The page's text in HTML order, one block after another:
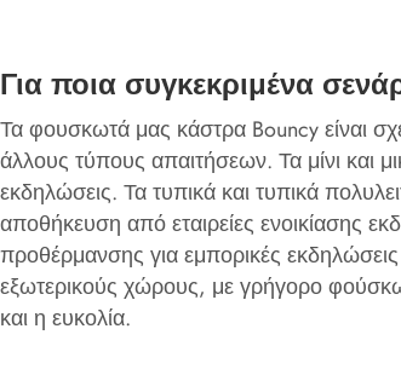
Για ποια συγκεκριμένα
Τα φουσκωτά μας κάστρα Bouncy είναι
άλλους τύπους απαιτήσεων. Τα μίνι και
εκδηλώσεις. Τα τυπικά και τυπικά
αποθήκευση από εταιρείες ενοικίασης
προθέρμανσης για εμπορικές
εξωτερικούς χώρους, με γρήγορο
και η ευκολία.